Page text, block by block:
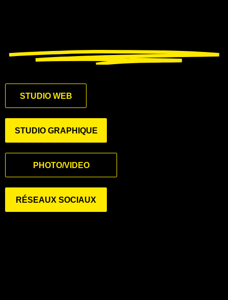
STUDIO WEB
STUDIO GRAPHIQUE
PHOTO/VIDEO
RÉSEAUX SOCIAUX